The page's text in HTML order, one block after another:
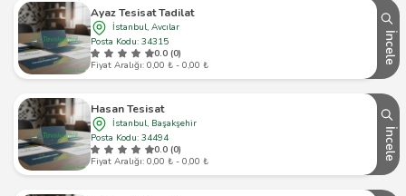
Ayaz Tesisat Tadilat
İstanbul, Avcılar
Posta Kodu: 34315
0.0 (0)
Fiyat Aralığı: 0,00 ₺ - 0,00 ₺
İncele
Hasan Tesisat
İstanbul, Başakşehir
Posta Kodu: 34494
0.0 (0)
Fiyat Aralığı: 0,00 ₺ - 0,00 ₺
İncele